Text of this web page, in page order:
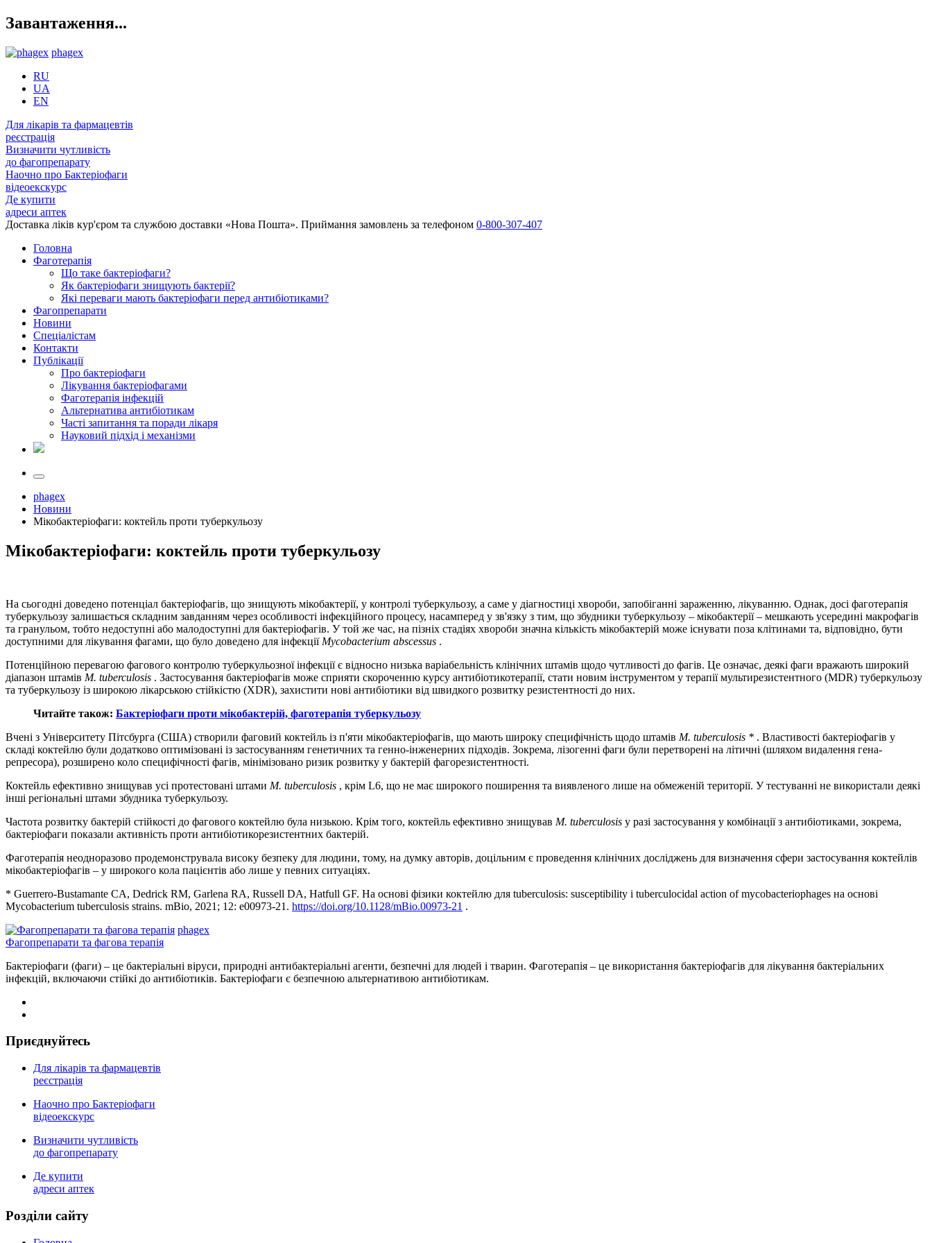
Завантаження...
phagex
RU
UA
EN
Для лікарів та фармацевтів
реєстрація
Визначити чутливість
до фагопрепарату
Наочно про Бактеріофаги
відеоекскурс
Де купити
адреси аптек
Доставка ліків кур'єром та службою доставки «Нова Пошта». Приймання замовлень за телефоном 0-800-307-407
Головна
Фаготерапія
Що таке бактеріофаги?
Як бактеріофаги знищують бактерії?
Які переваги мають бактеріофаги перед антибіотиками?
Фагопрепарати
Новини
Спеціалістам
Контакти
Публікації
Про бактеріофаги
Лікування бактеріофагами
Фаготерапія інфекцій
Альтернатива антибіотикам
Часті запитання та поради лікаря
Науковий підхід і механізми
phagex
Новини
Мікобактеріофаги: коктейль проти туберкульозу
Мікобактеріофаги: коктейль проти туберкульозу
На сьогодні доведено потенціал бактеріофагів, що знищують мікобактерії, у контролі туберкульозу, а саме у діагностиці хвороби, запобіганні зараженню, лікуванню. Однак, досі фаготерапія
туберкульозу залишається складним завданням через особливості інфекційного процесу, насамперед у зв'язку з тим, що збудники туберкульозу – мікобактерії – мешкають усередині макрофагів
та гранульом, тобто недоступні або малодоступні для бактеріофагів. У той же час, на пізніх стадіях хвороби значна кількість мікобактерій може існувати поза клітинами та, відповідно, бути
доступними для лікування фагами, що було доведено для інфекції Mycobacterium abscessus .
Потенційною перевагою фагового контролю туберкульозної інфекції є відносно низька варіабельність клінічних штамів щодо чутливості до фагів. Це означає, деякі фаги вражають широкий
діапазон штамів M. tuberculosis . Застосування бактеріофагів може сприяти скороченню курсу антибіотикотерапії, стати новим інструментом у терапії мультирезистентного (MDR) туберкульозу
та туберкульозу із широкою лікарською стійкістю (XDR), захистити нові антибіотики від швидкого розвитку резистентності до них.
Читайте також: Бактеріофаги проти мікобактерій, фаготерапія туберкульозу
Вчені з Університету Пітсбурга (США) створили фаговий коктейль із п'яти мікобактеріофагів, що мають широку специфічність щодо штамів M. tuberculosis * . Властивості бактеріофагів у
складі коктейлю були додатково оптимізовані із застосуванням генетичних та генно-інженерних підходів. Зокрема, лізогенні фаги були перетворені на літичні (шляхом видалення гена-
репресора), розширено коло специфічності фагів, мінімізовано ризик розвитку у бактерій фагорезистентності.
Коктейль ефективно знищував усі протестовані штами M. tuberculosis , крім L6, що не має широкого поширення та виявленого лише на обмеженій території. У тестуванні не використали деякі
інші регіональні штами збудника туберкульозу.
Частота розвитку бактерій стійкості до фагового коктейлю була низькою. Крім того, коктейль ефективно знищував M. tuberculosis у разі застосування у комбінації з антибіотиками, зокрема,
бактеріофаги показали активність проти антибіотикорезистентних бактерій.
Фаготерапія неодноразово продемонструвала високу безпеку для людини, тому, на думку авторів, доцільним є проведення клінічних досліджень для визначення сфери застосування коктейлів
мікобактеріофагів – у широкого кола пацієнтів або лише у певних ситуаціях.
* Guerrero-Bustamante CA, Dedrick RM, Garlena RA, Russell DA, Hatfull GF. На основі фізики коктейлю для tuberculosis: susceptibility і tuberculocidal action of mycobacteriophages на основі
Mycobacterium tuberculosis strains. mBio, 2021; 12: e00973-21. https://doi.org/10.1128/mBio.00973-21 .
phagex
Фагопрепарати та фагова терапія
Бактеріофаги (фаги) – це бактеріальні віруси, природні антибактеріальні агенти, безпечні для людей і тварин. Фаготерапія – це використання бактеріофагів для лікування бактеріальних
інфекцій, включаючи стійкі до антибіотиків. Бактеріофаги є безпечною альтернативою антибіотикам.
Приєднуйтесь
Для лікарів та фармацевтів
реєстрація
Наочно про Бактеріофаги
відеоекскурс
Визначити чутливість
до фагопрепарату
Де купити
адреси аптек
Роздiли сайту